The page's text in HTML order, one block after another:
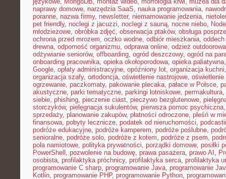
naprawy domowe, narzędzia SaaS, nauka programowania,
poranne, nazwa firmy, newsletter, niemarnowanie jedzenia,
pet friendly, noclegi z jacuzzi, noclegi z sauną, nocne niebo,
młodzieżowe, obróbka zdjęć, obserwacja ptaków, obsługa
ochrona przed mrozem, oczko wodne, odbiór mieszkania, oddech
drewna, odporność organizmu, odprawa online, odzież outdoorowa
odżywianie seniorów, offboarding, ogród deszczowy, ogród na
onboarding pracownika, opieka okołoporodowa, opieka paliatywna
Google, opłaty administracyjne, opóźniony lot, organizacja kuchni
organizacja szafy, ortodoncja, oświetlenie nastrojowe, oświetlenie
ogrzewanie, paczkomaty, pakowanie plecaka, pałace w Polsce,
akustyczne, parki tematyczne, parkingi lotniskowe, permakultura,
siebie, phishing, pieczenie ciast, pieczywo bezglutenowe,
storczyków, pielęgnacja sukulentów, pierwsza pomoc psychiczna
sprzedaży, planowanie zakupów, płatności odroczone, pleśń w
finansowa, pobyty lecznicze, podatek od nieruchomości,
podróże edukacyjne, podróże kamperem, podróże poślubne,
senioralne, podróże solo, podróże z kotem, podróże z psem,
pola namiotowe, polityka prywatności, porządki domowe, posiłki
PowerShell , pozwolenie na budowę, prawa pasażera, prawo AI ,
osobista, profilaktyka próchnicy, profilaktyka serca, profilaktyka
programowanie C sharp, programowanie Java, programowanie
Kotlin, programowanie PHP, programowanie Python,